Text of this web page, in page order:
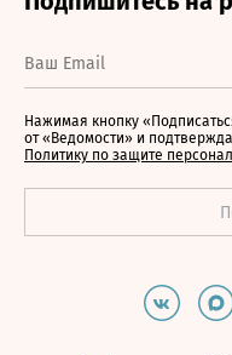
Нажимая кнопку
от «Ведомости» и
Политику по защите